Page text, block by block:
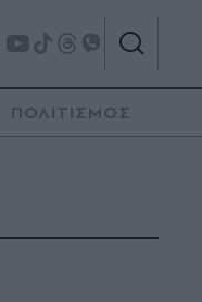
ΠΟΛΙΤΙΣΜΟΣ